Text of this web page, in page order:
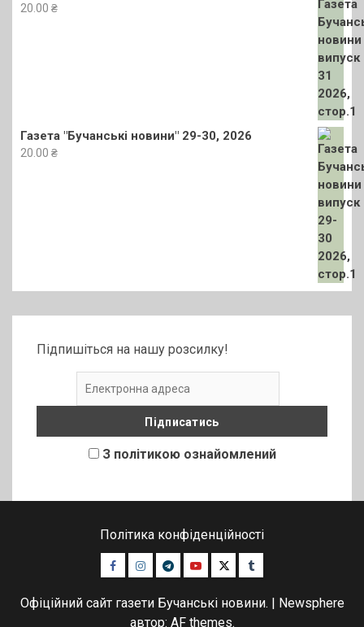
20.00 ₴
Газета "Бучанські новини" 29-30, 2026
20.00 ₴
Підпишіться на нашу розсилку!
З політикою ознайомлений
Політика конфіденційності
Facebook
Instagram
TelegramYoutubeTwitterTumblr
Офіційний сайт газети Бучанські новини.
Newsphere
автор: AF themes.